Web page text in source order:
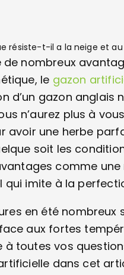
résiste-t-il a la neige et au
nombreux
le gazon
d’un gazon
n’aurez plus à
avoir une herbe
soit les
comme
imite à la
en été
aux fortes
à toutes vos
dans cet